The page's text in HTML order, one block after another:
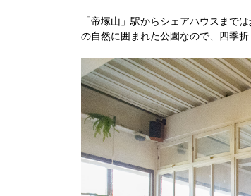
「帝塚山」駅からシェアハウスまで
の自然に囲まれた公園なので、四季